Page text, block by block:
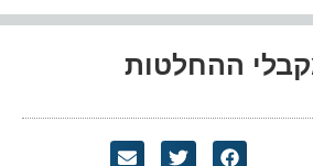
ההחלטות